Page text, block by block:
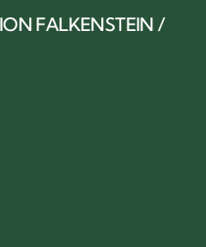
FALKENSTEIN /